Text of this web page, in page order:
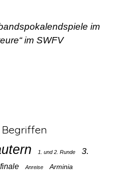
im
im SWFV
1. und 2. Runde
3.
Anreise Arminia